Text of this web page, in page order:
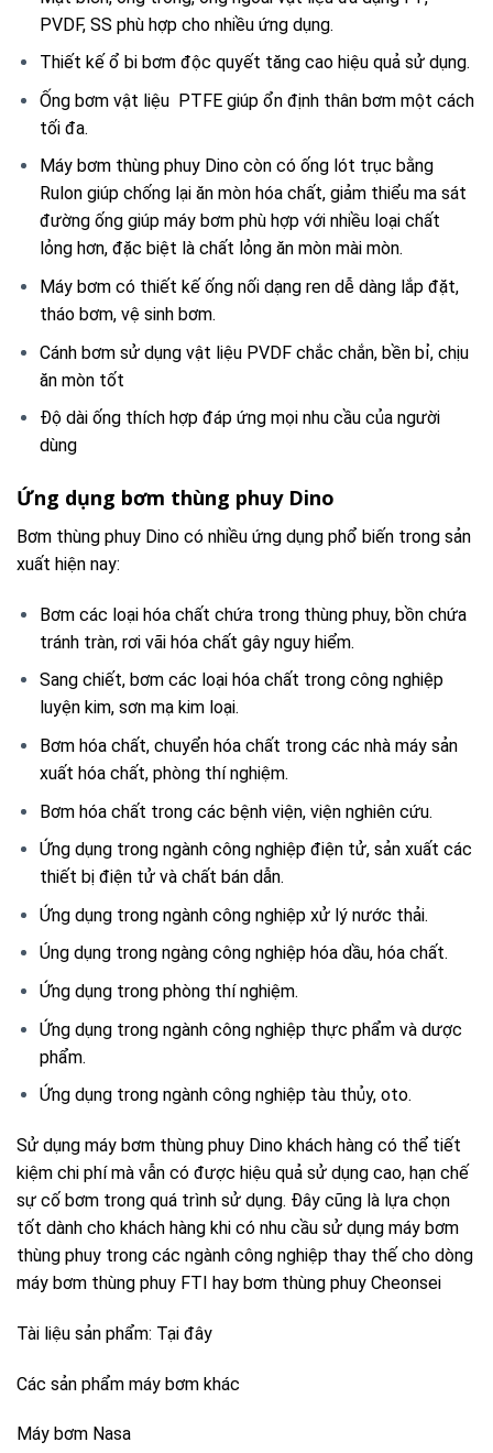
PVDF, SS phù hợp cho nhiều ứng dụng.
Thiết kế ổ bi bơm độc quyết tăng cao hiệu quả sử dụng.
Ống bơm vật liệu PTFE giúp ổn định thân bơm một cách
tối đa.
Máy bơm thùng phuy Dino còn có ống lót trục bằng
Rulon giúp chống lại ăn mòn hóa chất, giảm thiểu ma sát
đường ống giúp máy bơm phù hợp với nhiều loại chất
lỏng hơn, đặc biệt là chất lỏng ăn mòn mài mòn.
Máy bơm có thiết kế ống nối dạng ren dễ dàng lắp đặt,
tháo bơm, vệ sinh bơm.
Cánh bơm sử dụng vật liệu PVDF chắc chắn, bền bỉ, chịu
ăn mòn tốt
Độ dài ống thích hợp đáp ứng mọi nhu cầu của người
dùng
Ứng dụng bơm thùng phuy Dino
Bơm thùng phuy Dino có nhiều ứng dụng phổ biến trong sản
xuất hiện nay:
Bơm các loại hóa chất chứa trong thùng phuy, bồn chứa
tránh tràn, rơi vãi hóa chất gây nguy hiểm.
Sang chiết, bơm các loại hóa chất trong công nghiệp
luyện kim, sơn mạ kim loại.
Bơm hóa chất, chuyển hóa chất trong các nhà máy sản
xuất hóa chất, phòng thí nghiệm.
Bơm hóa chất trong các bệnh viện, viện nghiên cứu.
Ứng dụng trong ngành công nghiệp điện tử, sản xuất các
thiết bị điện tử và chất bán dẫn.
Ứng dụng trong ngành công nghiệp xử lý nước thải.
Úng dụng trong ngàng công nghiệp hóa dầu, hóa chất.
Ứng dụng trong phòng thí nghiệm.
Ứng dụng trong ngành công nghiệp thực phẩm và dược
phẩm.
Ứng dụng trong ngành công nghiệp tàu thủy, oto.
Sử dụng máy bơm thùng phuy Dino khách hàng có thể tiết
kiệm chi phí mà vẫn có được hiệu quả sử dụng cao, hạn chế
sự cố bơm trong quá trình sử dụng. Đây cũng là lựa chọn
tốt dành cho khách hàng khi có nhu cầu sử dụng máy bơm
thùng phuy trong các ngành công nghiệp thay thế cho dòng
máy bơm thùng phuy FTI hay bơm thùng phuy Cheonsei
Tài liệu sản phẩm: Tại đây
Các sản phẩm máy bơm khác
Máy bơm Nasa